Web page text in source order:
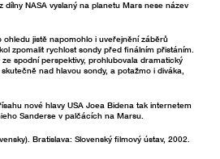
dílny NASA vyslaný na planetu Mars nese název
ohledu jistě napomohlo i uveřejnění záběrů
zpomalit rychlost sondy před finálním přistáním.
spodní perspektivy, prohlubovala dramatický
nad hlavou sondy, a potažmo i diváka,
nové hlavy USA Joea Bidena tak internetem
Sanderse v palčácích na Marsu.
Bratislava: Slovenský filmový ústav, 2002.